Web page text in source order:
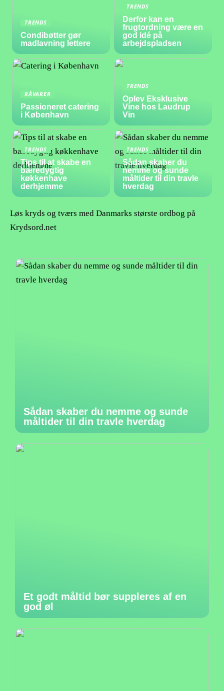
TRENDS
Condibøtter gør
madlavning lettere
TRENDS
Derfor kan en
frugtordning være en
god idé på
arbejdspladsen
RÅVARER
Passioneret catering
i København
TRENDS
Oplev Eksklusive
Vine hos Laudrup
Vin
TRENDS
Tips til at skabe en
bæredygtig
køkkenhave
derhjemme
TRENDS
Sådan skaber du
nemme og sunde
måltider til din travle
hverdag
Løs kryds og tværs med Danmarks største ordbog på
Krydsord.net
Sådan skaber du nemme og sunde
måltider til din travle hverdag
Et godt måltid bør suppleres af en
god øl